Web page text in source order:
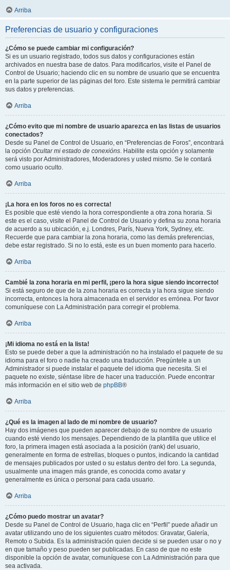
Arriba
Preferencias de usuario y configuraciones
¿Cómo se puede cambiar mi configuración?
Si es un usuario registrado, todos sus datos y configuraciones están
archivados en nuestra base de datos. Para modificarlos, visite el Panel de
Control de Usuario; haciendo clic en su nombre de usuario que se encuentra
en la parte superior de las páginas del foro. Este sistema le permitirá cambiar
sus datos y preferencias.
Arriba
¿Cómo evito que mi nombre de usuario aparezca en las listas de usuarios
conectados?
Desde su Panel de Control de Usuario, en “Preferencias de Foros”, encontrará
la opción Ocultar mi estado de conexións. Habilite esta opción y solamente
será visto por Administradores, Moderadores y usted mismo. Se le contará
como usuario oculto.
Arriba
¡La hora en los foros no es correcta!
Es posible que esté viendo la hora correspondiente a otra zona horaria. Si
este es el caso, visite el Panel de Control de Usuario y defina su zona horaria
de acuerdo a su ubicación, e.j. Londres, París, Nueva York, Sydney, etc.
Recuerde que para cambiar la zona horaria, como las demás preferencias,
debe estar registrado. Si no lo está, este es un buen momento para hacerlo.
Arriba
Cambié la zona horaria en mi perfil, ¡pero la hora sigue siendo incorrecto!
Si está seguro de que de la zona horaria es correcta y la hora sigue siendo
incorrecta, entonces la hora almacenada en el servidor es errónea. Por favor
comuníquese con La Administración para corregir el problema.
Arriba
¡Mi idioma no está en la lista!
Esto se puede deber a que la administración no ha instalado el paquete de su
idioma para el foro o nadie ha creado una traducción. Pregúntele a un
Administrador si puede instalar el paquete del idioma que necesita. Si el
paquete no existe, siéntase libre de hacer una traducción. Puede encontrar
más información en el sitio web de phpBB®
Arriba
¿Qué es la imagen al lado de mi nombre de usuario?
Hay dos imágenes que pueden aparecer debajo de su nombre de usuario
cuando esté viendo los mensajes. Dependiendo de la plantilla que utilice el
foro, la primera imagen está asociada a la posición (rank) del usuario,
generalmente en forma de estrellas, bloques o puntos, indicando la cantidad
de mensajes publicados por usted o su estatus dentro del foro. La segunda,
usualmente una imagen más grande, es conocida como avatar y
generalmente es única o personal para cada usuario.
Arriba
¿Cómo puedo mostrar un avatar?
Desde su Panel de Control de Usuario, haga clic en “Perfil” puede añadir un
avatar utilizando uno de los siguientes cuatro métodos: Gravatar, Galería,
Remoto o Subida. Es la administración quien decide si se pueden usar o no y
en que tamaño y peso pueden ser publicadas. En caso de que no este
disponible la opción de avatar, comuníquese con La Administración para que
sea activada.